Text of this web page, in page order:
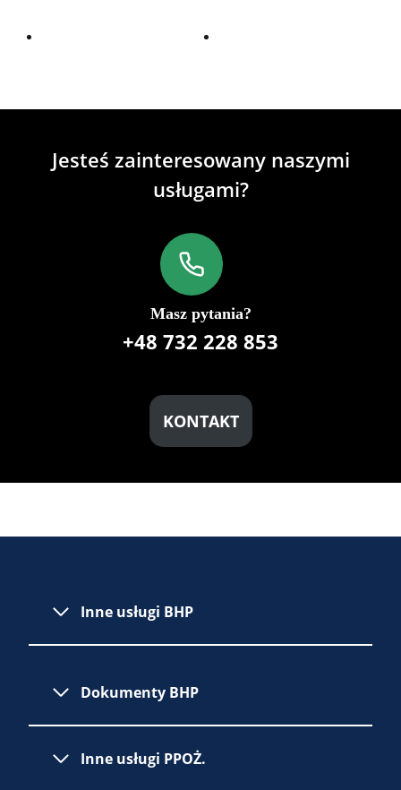
Jesteś zainteresowany naszymi
usługami?
Masz pytania?
+48 732 228 853
KONTAKT
Inne usługi BHP
Dokumenty BHP
Inne usługi PPOŻ.